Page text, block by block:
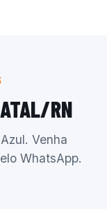
RN
Venha
WhatsApp.